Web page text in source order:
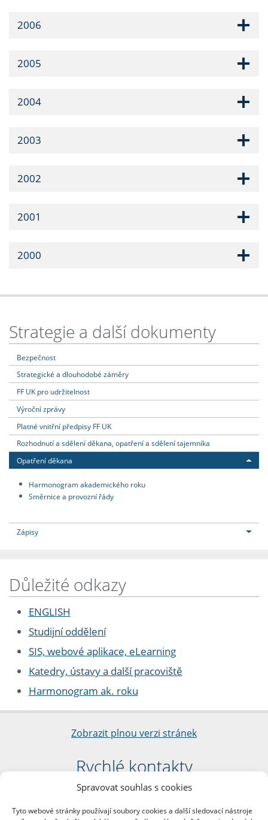
Spravovat souhlas s cookies
Tyto webové stránky používají soubory cookies a další sledovací nástroje
2006
2005
2004
2003
2002
2001
2000
Strategie a další dokumenty
Bezpečnost
Strategické a dlouhodobé záměry
FF UK pro udržitelnost
Výroční zprávy
Platné vnitřní předpisy FF UK
Rozhodnutí a sdělení děkana, opatření a sdělení tajemníka
Opatření děkana
Harmonogram akademického roku
Směrnice a provozní řády
Zápisy
Důležité odkazy
ENGLISH
Studijní oddělení
SIS, webové aplikace, eLearning
Katedry, ústavy a další pracoviště
Harmonogram ak. roku
Zobrazit plnou verzi stránek
Rychlé kontakty
Filozofická fakulta
nám. Jana Palacha 1/2